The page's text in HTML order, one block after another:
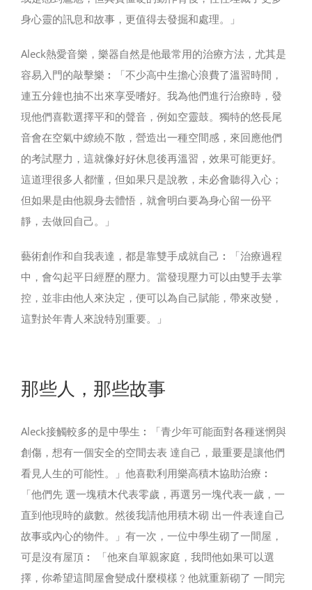
身心靈的訊息和故事，更值得去發掘和處理。」
Aleck熱愛音樂，樂器自然是他最常用的治療方法，尤其是
容易入門的敲擊樂︰「不少高中生擔心浪費了溫習時間，
連五分鐘也抽不出來享受嗜好。我為他們進行治療時，發
現他們喜歡選擇平和的聲音，例如空靈鼓。獨特的悠長尾
音會在空氣中繚繞不散，營造出一種空間感，來回應他們
的考試壓力，這就像好好休息後再溫習，效果可能更好。
這道理很多人都懂，但如果只是說教，未必會聽得入心；
但如果是由他親身去體悟，就會明白要為身心留一份平
靜，去做回自己。」
藝術創作和自我表達，都是靠雙手成就自己︰「治療過程
中，會勾起平日經歷的壓力。當發現壓力可以由雙手去掌
控，並非由他人來決定，便可以為自己賦能，帶來改變，
這對於年青人來說特別重要。」
那些人，那些故事
Aleck接觸較多的是中學生︰「青少年可能面對各種迷惘與
創傷，想有一個安全的空間去表 達自己，最重要是讓他們
看見人生的可能性。」他喜歡利用樂高積木協助治療︰
「他們先 選一塊積木代表零歲，再選另一塊代表一歲，一
直到他現時的歲數。然後我請他用積木砌 出一件表達自己
故事或內心的物件。」有一次，一位中學生砌了一間屋，
可是沒有屋頂︰ 「他來自單親家庭，我問他如果可以選
擇，你希望這間屋會變成什麼模樣﹖他就重新砌了 一間完